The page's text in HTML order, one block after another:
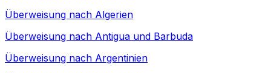
Überweisung nach Algerien
Überweisung nach Antigua und Barbuda
Überweisung nach Argentinien